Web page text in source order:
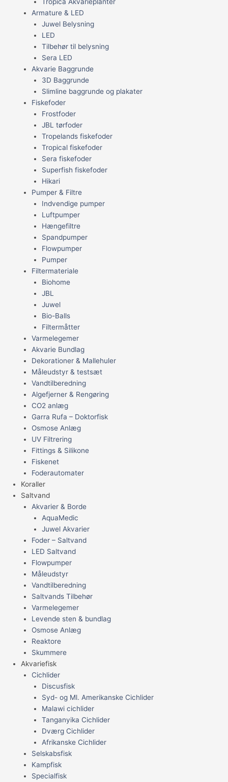
Armature & LED
Juwel Belysning
LED
Tilbehør til belysning
Sera LED
Akvarie Baggrunde
3D Baggrunde
Slimline baggrunde og plakater
Fiskefoder
Frostfoder
JBL tørfoder
Tropelands fiskefoder
Tropical fiskefoder
Sera fiskefoder
Superfish fiskefoder
Hikari
Pumper & Filtre
Indvendige pumper
Luftpumper
Hængefiltre
Spandpumper
Flowpumper
Pumper
Filtermateriale
Biohome
JBL
Juwel
Bio-Balls
Filtermåtter
Varmelegemer
Akvarie Bundlag
Dekorationer & Mallehuler
Måleudstyr & testsæt
Vandtilberedning
Algefjerner & Rengøring
CO2 anlæg
Garra Rufa – Doktorfisk
Osmose Anlæg
UV Filtrering
Fittings & Silikone
Fiskenet
Foderautomater
Koraller
Saltvand
Akvarier & Borde
AquaMedic
Juwel Akvarier
Foder – Saltvand
LED Saltvand
Flowpumper
Måleudstyr
Vandtilberedning
Saltvands Tilbehør
Varmelegemer
Levende sten & bundlag
Osmose Anlæg
Reaktore
Skummere
Akvariefisk
Cichlider
Discusfisk
Syd- og Ml. Amerikanske Cichlider
Malawi cichlider
Tanganyika Cichlider
Dværg Cichlider
Afrikanske Cichlider
Selskabsfisk
Kampfisk
Specialfisk